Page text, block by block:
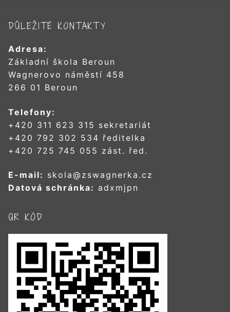
DŮLEŽITÉ KONTAKTY
Adresa:
Základní škola Beroun
Wagnerovo náměstí 458
266 01 Beroun
Telefony:
+420 311 623 315 sekretariát
+420 792 302 534 ředitelka
+420 725 745 055 zást. řed.
E-mail: skola@zswagnerka.cz
Datová schránka: adxmjpn
QR KÓD